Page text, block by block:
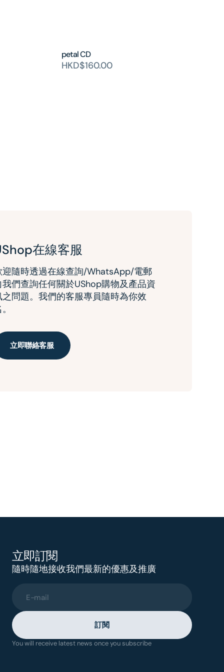
petal CD
HKD$160.00
在線客服
迎隨時透過在線查詢/WhatsApp/電郵
我們查詢任何關於UShop購物及產品資
之問題。我們的客服專員隨時為你效
立即聯絡客服
立即訂閱
隨時隨地接收我們最新的優惠及推廣
E-mail
訂閱
You will receive latest news once you subscribe